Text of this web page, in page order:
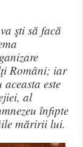
şti să facă
Români; iar
este
al
înfipte
măririi lui.